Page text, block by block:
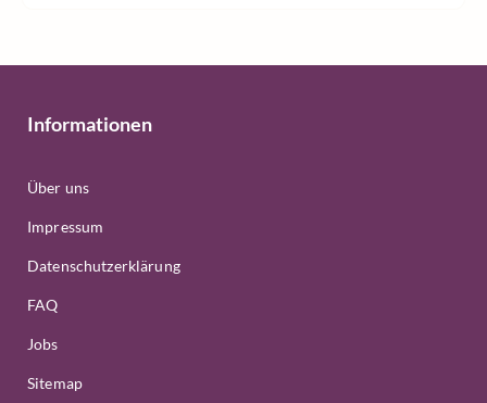
Informationen
Über uns
Impressum
Datenschutzerklärung
FAQ
Jobs
Sitemap